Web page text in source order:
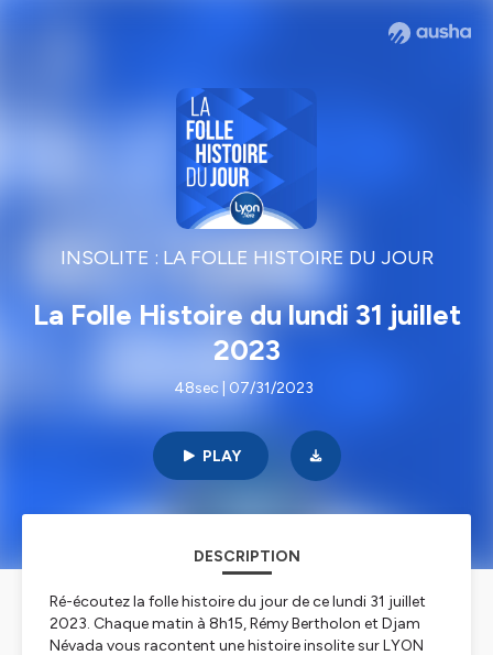
INSOLITE : LA FOLLE HISTOIRE DU JOUR
La Folle Histoire du lundi 31 juillet
2023
48sec | 07/31/2023
PLAY
DESCRIPTION
Ré-écoutez la folle histoire du jour de ce lundi 31 juillet
2023. Chaque matin à 8h15, Rémy Bertholon et Djam
Névada vous racontent une histoire insolite sur LYON